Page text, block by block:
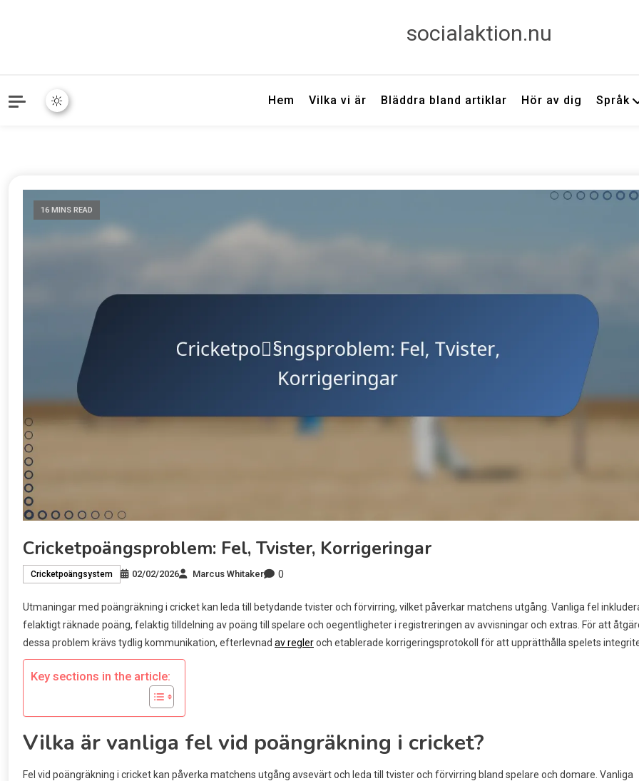
socialaktion.nu
Hem Vilka vi är Bläddra bland artiklar Hör av dig Språk
16 MINS READ
Cricketpoängsproblem: Fel, Tvister, Korrigeringar
Cricketpoängsystem 02/02/2026 Marcus Whitaker 0
Utmaningar med poängräkning i cricket kan leda till betydande tvister och förvirring, vilket påverkar matchens utgång. Vanliga fel
felaktigt räknade poäng, felaktig tilldelning av poäng till spelare och oegentligheter i registreringen av avvisningar och extras. För att
dessa problem krävs tydlig kommunikation, efterlevnad av regleroch etablerade korrigeringsprotokoll för att upprätthålla spelets
Key sections in the article:
Vilka är vanliga fel vid poängräkning i cricket?
Fel vid poängräkning i cricket kan påverka matchens utgång avsevärt och leda till tvister och förvirring bland spelare och domare. Vanliga